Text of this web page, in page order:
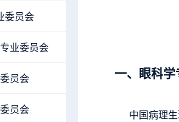
委员会
业委员会
员会
员会
一、眼科
中国病理生